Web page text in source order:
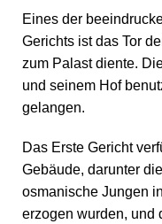
Eines der
Gerichts ist das Tor
zum Palast diente.
und seinem Hof
gelangen.
Das Erste Gericht
Gebäude, darunter
osmanische Jungen
erzogen wurden, und